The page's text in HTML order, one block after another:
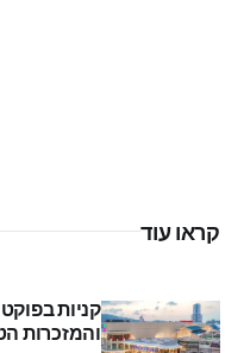
קראו עוד
והמזכרות